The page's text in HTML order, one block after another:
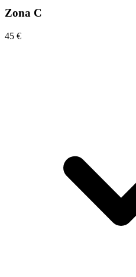
Zona C
45 €